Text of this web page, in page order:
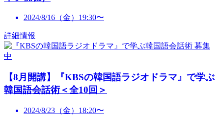
2024/8/16（金）19:30〜
詳細情報
募集
中
【8月開講】『KBSの韓国語ラジオドラマ』で学ぶ
韓国語会話術＜全10回＞
2024/8/23（金）18:20〜